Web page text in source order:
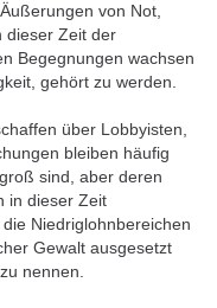
von Not,
dieser Zeit der
Begegnungen wachsen
gehört zu werden.
über Lobbyisten,
bleiben häufig
sind, aber deren
in dieser Zeit
Niedriglohnbereichen
Gewalt ausgesetzt
nennen.